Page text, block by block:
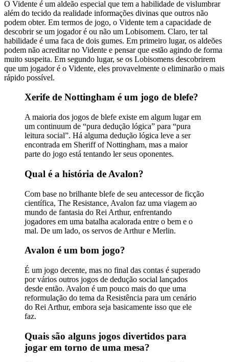
O Vidente é um aldeão especial que tem a habilidade de vislumbrar
além do tecido da realidade informações divinas que outros não
podem obter. Em termos de jogo, o Vidente tem a capacidade de
descobrir se um jogador é ou não um Lobisomem. Claro, ter tal
habilidade é uma faca de dois gumes. Em primeiro lugar, os aldeões
podem não acreditar no Vidente e pensar que estão agindo de forma
muito suspeita. Em segundo lugar, se os Lobisomens descobrirem
que um jogador é o Vidente, eles provavelmente o eliminarão o mais
rápido possível.
Xerife de Nottingham é um jogo de blefe?
A maioria dos jogos de blefe existe em algum lugar em
um continuum de “pura dedução lógica” para “pura
leitura social”. Há alguma dedução lógica leve a ser
encontrada em Sheriff of Nottingham, mas a maior
parte do jogo está tentando ler seus oponentes.
Qual é a história de Avalon?
Com base no brilhante blefe de seu antecessor de ficção
científica, The Resistance, Avalon faz uma viagem ao
mundo de fantasia do Rei Arthur, enfrentando
jogadores em uma batalha acalorada entre o bem e o
mal. De um lado, os servos de Arthur e Merlin.
Avalon é um bom jogo?
É um jogo decente, mas no final das contas é superado
por vários outros jogos de dedução social lançados
desde então. Avalon é um pouco mais do que uma
reformulação do tema da Resistência para um cenário
do Rei Arthur, embora seja basicamente isso que ele
faz.
Quais são alguns jogos divertidos para
jogar em torno de uma mesa?